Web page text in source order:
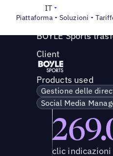
Piattaforma Soluzioni
IT
Success Story
BOYLE Sports
Client
Products used
Gestione delle
Social Media
clic